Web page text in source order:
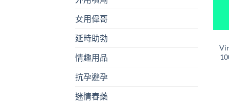
女用偉哥
延時助勃
情趣用品
抗孕避孕
迷情春藥